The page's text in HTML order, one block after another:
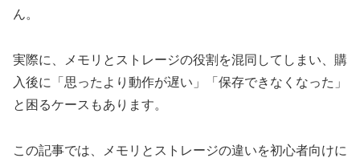
ん。
実際に、メモリとストレージの役割を混同してしまい、購
入後に「思ったより動作が遅い」「保存できなくなった」
と困るケースもあります。
この記事では、メモリとストレージの違いを初心者向けに